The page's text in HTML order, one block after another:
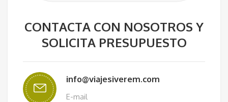
CONTACTA CON NOSOTROS Y
SOLICITA PRESUPUESTO
info@viajesiverem.com
E-mail